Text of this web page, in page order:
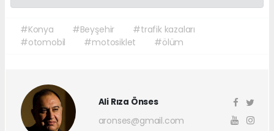
#Konya #Beyşehir
#trafik kazaları
#otomobil
#motosiklet #ölüm
Ali Rıza Önses
aronses@gmail.com